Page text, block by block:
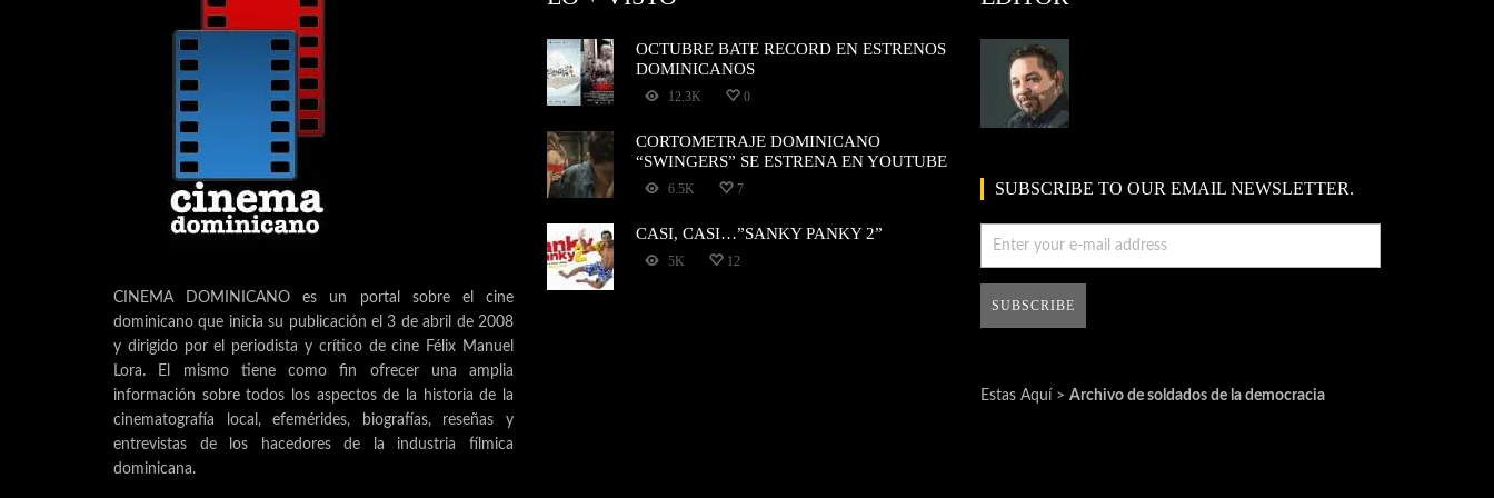
CINEMA DOMINICANO es un portal sobre el cine
dominicano que inicia su publicación el 3 de abril de 2008
y dirigido por el periodista y crítico de cine Félix Manuel
Lora. El mismo tiene como fin ofrecer una amplia
información sobre todos los aspectos de la historia de la
cinematografía local, efemérides, biografías, reseñas y
entrevistas de los hacedores de la industria fílmica
dominicana.
OCTUBRE BATE RECORD EN ESTRENOS
DOMINICANOS
12.3K 0
CORTOMETRAJE DOMINICANO
“SWINGERS” SE ESTRENA EN YOUTUBE
6.5K 7
CASI, CASI…”SANKY PANKY 2”
5K 12
SUBSCRIBE TO OUR EMAIL NEWSLETTER.
Estas Aquí > Archivo de soldados de la democracia